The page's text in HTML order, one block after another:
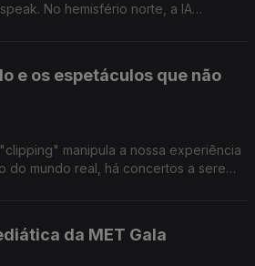
No hemisfério norte, a IA
e os espetáculos que não
manipula a nossa experiência
do mundo real, há concertos a serem
da MET Gala